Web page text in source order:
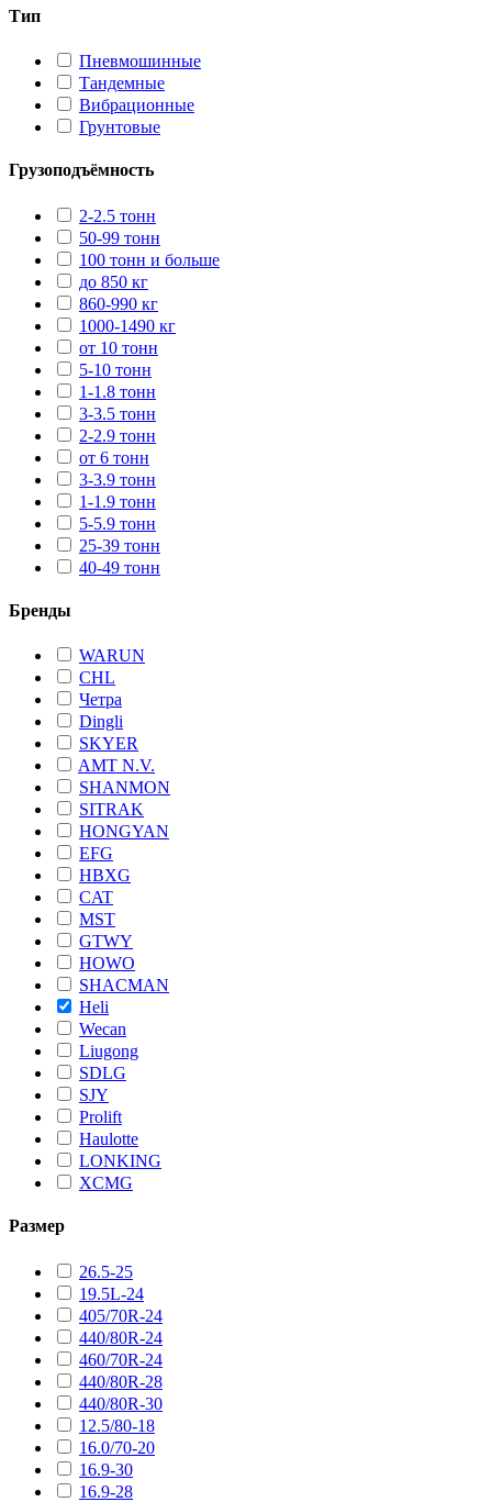
Тип
Пневмошинные
Тандемные
Вибрационные
Грунтовые
Грузоподъёмность
2-2.5 тонн
50-99 тонн
100 тонн и больше
до 850 кг
860-990 кг
1000-1490 кг
от 10 тонн
5-10 тонн
1-1.8 тонн
3-3.5 тонн
2-2.9 тонн
от 6 тонн
3-3.9 тонн
1-1.9 тонн
5-5.9 тонн
25-39 тонн
40-49 тонн
Бренды
WARUN
CHL
Четра
Dingli
SKYER
AMT N.V.
SHANMON
SITRAK
HONGYAN
EFG
HBXG
CAT
MST
GTWY
HOWO
SHACMAN
Heli
Wecan
Liugong
SDLG
SJY
Prolift
Haulotte
LONKING
XCMG
Размер
26.5-25
19.5L-24
405/70R-24
440/80R-24
460/70R-24
440/80R-28
440/80R-30
12.5/80-18
16.0/70-20
16.9-30
16.9-28